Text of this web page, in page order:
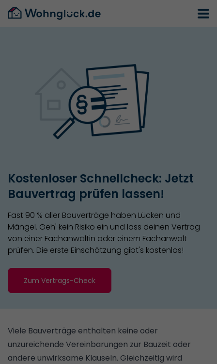
Kostenloser Schnellcheck: Jetzt
Bauvertrag prüfen lassen!
Fast 90 % aller Bauverträge haben Lücken und
Mängel. Geh' kein Risiko ein und lass deinen Vertrag
von einer Fachanwältin oder einem Fachanwalt
prüfen. Die erste Einschätzung gibt's kostenlos!
Zum Vertrags-Check
Viele Bauverträge enthalten keine oder
unzureichende Vereinbarungen zur Bauzeit oder
andere unwirksame Klauseln. Gleichzeitig wird